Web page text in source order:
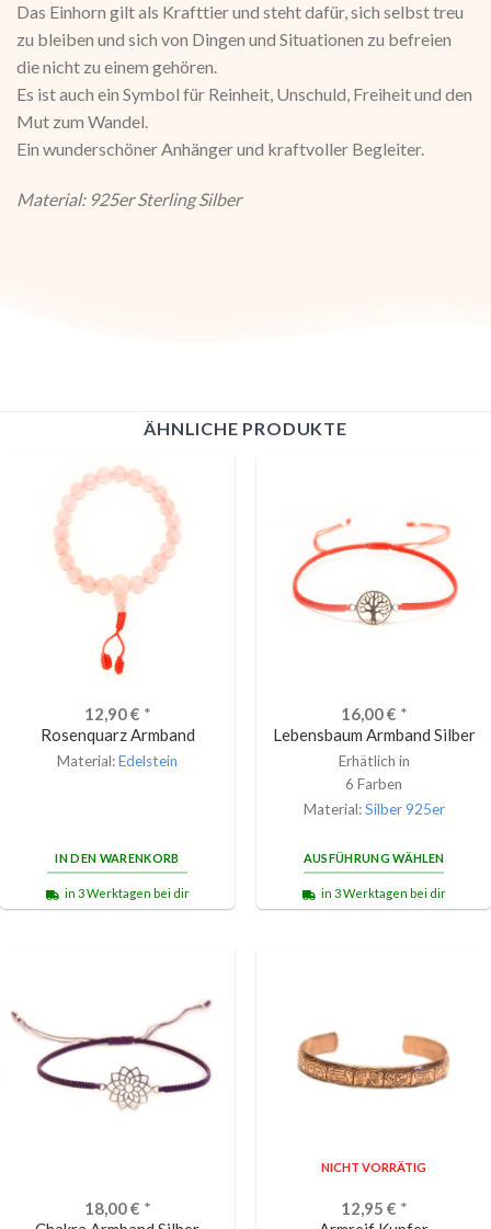
Das Einhorn gilt als Krafttier und steht dafür, sich selbst treu
zu bleiben und sich von Dingen und Situationen zu befreien
die nicht zu einem gehören.
Es ist auch ein Symbol für Reinheit, Unschuld, Freiheit und den
Mut zum Wandel.
Ein wunderschöner Anhänger und kraftvoller Begleiter.
Material: 925er Sterling Silber
ÄHNLICHE PRODUKTE
12,90€ *
Rosenquarz Armband
Material:Edelstein
IN DEN WARENKORB
in 3 Werktagen bei dir
16,00€ *
Lebensbaum Armband Silber
Erhätlich in
6 Farben
Material:Silber 925er
AUSFÜHRUNG WÄHLEN
in 3 Werktagen bei dir
18,00€ *
NICHT VORRÄTIG
12,95 € *